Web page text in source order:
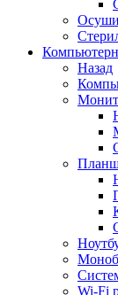
Назад
Wi-Fi